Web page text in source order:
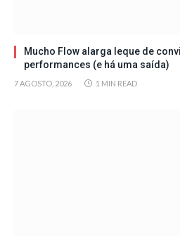
Mucho Flow alarga leque de
performances (e há uma saída)
7 AGOSTO, 2026 1 MIN READ